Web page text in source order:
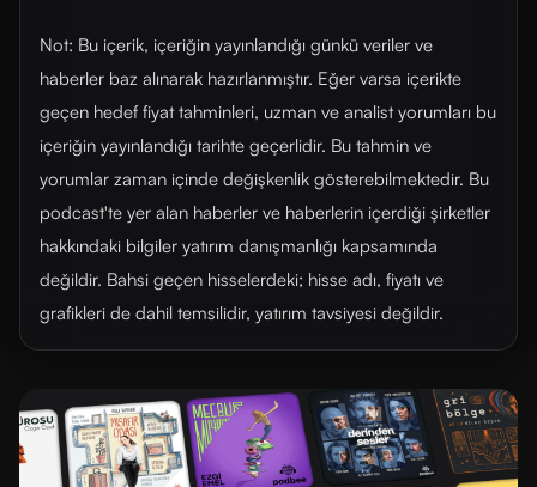
Not: Bu içerik, içeriğin yayınlandığı günkü veriler ve
haberler baz alınarak hazırlanmıştır. Eğer varsa içerikte
geçen hedef fiyat tahminleri, uzman ve analist yorumları bu
içeriğin yayınlandığı tarihte geçerlidir. Bu tahmin ve
yorumlar zaman içinde değişkenlik gösterebilmektedir. Bu
podcast'te yer alan haberler ve haberlerin içerdiği şirketler
hakkındaki bilgiler yatırım danışmanlığı kapsamında
değildir. Bahsi geçen hisselerdeki; hisse adı, fiyatı ve
grafikleri de dahil temsilidir, yatırım tavsiyesi değildir.